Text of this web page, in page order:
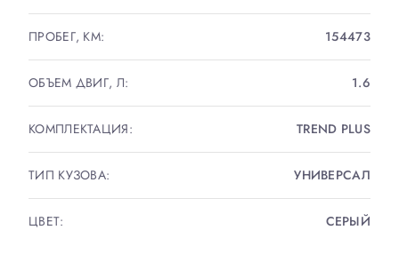
ПРОБЕГ, КМ: 154473
ОБЪЕМ ДВИГ, Л: 1.6
КОМПЛЕКТАЦИЯ: TREND PLUS
ТИП КУЗОВА: УНИВЕРСАЛ
ЦВЕТ: СЕРЫЙ